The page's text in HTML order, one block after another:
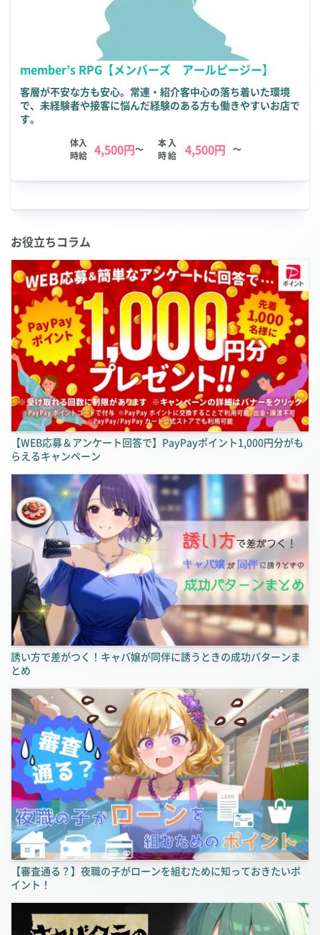
member’s RPG【メンバーズ アールピージー】
客層が不安な方も安心。常連・紹介客中心の落ち着いた環境
で、未経験者や接客に悩んだ経験のある方も働きやすいお店で
す。
体入
時給 4,500円～
本入
時給
4,500円 ～
お役立ちコラム
【WEB応募＆アンケート回答で】PayPayポイント1,000円分がも
らえるキャンペーン
誘い方で差がつく！キャバ嬢が同伴に誘うときの成功パターンま
とめ
【審査通る？】夜職の子がローンを組むために知っておきたいポ
イント！